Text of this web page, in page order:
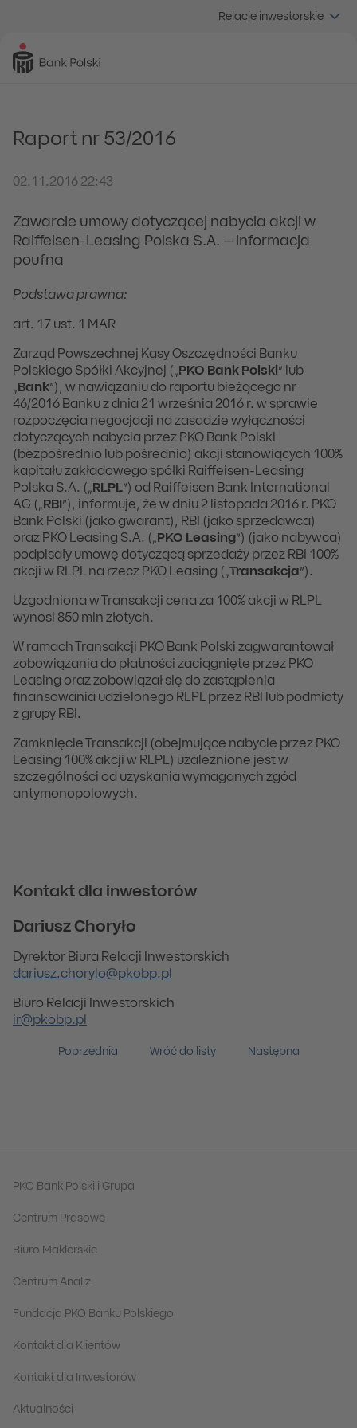
Relacje inwestorskie
Raport nr 53/2016
02.11.2016 22:43
Zawarcie umowy dotyczącej nabycia akcji w
Raiffeisen-Leasing Polska S.A. – informacja
poufna
Podstawa prawna:
art. 17 ust. 1 MAR
Zarząd Powszechnej Kasy Oszczędności Banku
Polskiego Spółki Akcyjnej („ PKO Bank Polski ” lub
„ Bank”), w nawiązaniu do raportu bieżącego nr
46/2016 Banku z dnia 21 września 2016 r. w sprawie
rozpoczęcia negocjacji na zasadzie wyłączności
dotyczących nabycia przez PKO Bank Polski
(bezpośrednio lub pośrednio) akcji stanowiących 100%
kapitału zakładowego spółki Raiffeisen-Leasing
Polska S.A. („ RLPL”) od Raiffeisen Bank International
AG („ RBI ”), informuje, że w dniu 2 listopada 2016 r. PKO
Bank Polski (jako gwarant), RBI (jako sprzedawca)
oraz PKO Leasing S.A. („ PKO Leasing ”) (jako nabywca)
podpisały umowę dotyczącą sprzedaży przez RBI 100%
akcji w RLPL na rzecz PKO Leasing („ Transakcja ”).
Uzgodniona w Transakcji cena za 100% akcji w RLPL
wynosi 850 mln złotych.
W ramach Transakcji PKO Bank Polski zagwarantował
zobowiązania do płatności zaciągnięte przez PKO
Leasing oraz zobowiązał się do zastąpienia
finansowania udzielonego RLPL przez RBI lub podmioty
z grupy RBI.
Zamknięcie Transakcji (obejmujące nabycie przez PKO
Leasing 100% akcji w RLPL) uzależnione jest w
szczególności od uzyskania wymaganych zgód
antymonopolowych.
Kontakt dla inwestorów
Dariusz Choryło
Dyrektor Biura Relacji Inwestorskich
dariusz.chorylo@pkobp.pl
Biuro Relacji Inwestorskich
ir@pkobp.pl
Poprzednia Wróć do listy Następna
PKO Bank Polski i Grupa
Centrum Prasowe
Biuro Maklerskie
Centrum Analiz
Fundacja PKO Banku Polskiego
Kontakt dla Klientów
Kontakt dla Inwestorów
Aktualności